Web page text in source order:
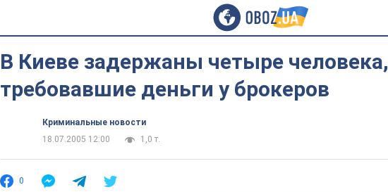
В Киеве задержаны четыре человека,
требовавшие деньги у брокеров
Криминальные новости
18.07.2005 12:00
1,0 т.
0